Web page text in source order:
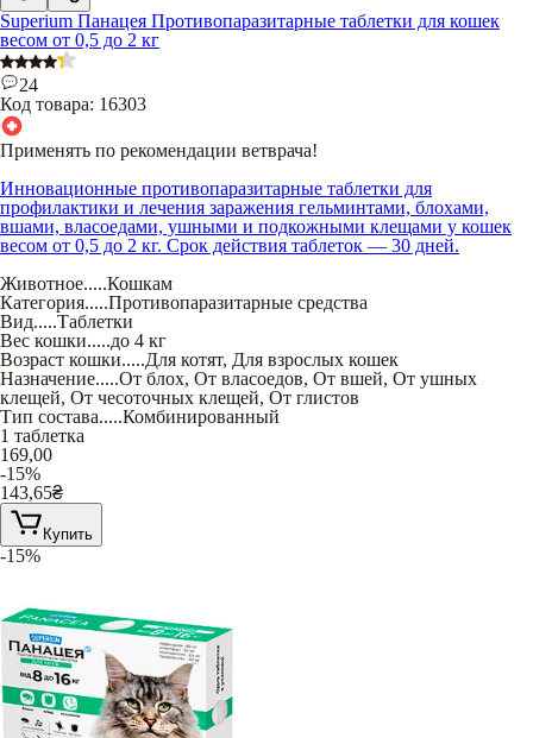
Superium Панацея Противопаразитарные таблетки для кошек
весом от 0,5 до 2 кг
24
Код товара: 16303
Применять по рекомендации ветврача!
Инновационные противопаразитарные таблетки для
профилактики и лечения заражения гельминтами, блохами,
вшами, власоедами, ушными и подкожными клещами у кошек
весом от 0,5 до 2 кг. Срок действия таблеток — 30 дней.
Животное.....Кошкам
Категория.....Противопаразитарные средства
Вид.....Таблетки
Вес кошки.....до 4 кг
Возраст кошки.....Для котят, Для взрослых кошек
Назначение.....От блох, От власоедов, От вшей, От ушных
клещей, От чесоточных клещей, От глистов
Тип состава.....Комбинированный
1 таблетка
169,00
-15%
143,65₴
Купить
-15%